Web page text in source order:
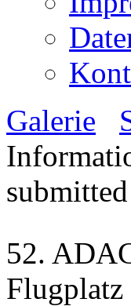
Galerie
52.